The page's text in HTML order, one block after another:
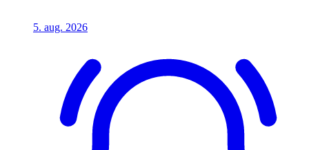
5. aug. 2026